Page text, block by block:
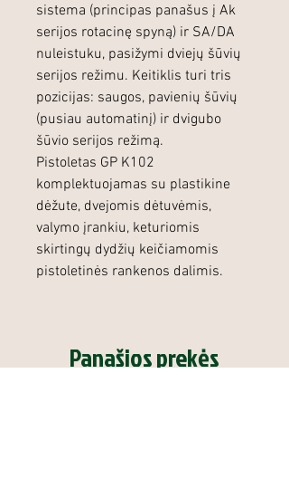
sistema (principas panašus į Ak
serijos rotacinę spyną) ir SA/DA
nuleistuku, pasižymi dviejų šūvių
serijos režimu. Keitiklis turi tris
pozicijas: saugos, pavienių šūvių
(pusiau automatinį) ir dvigubo
šūvio serijos režimą.
Pistoletas GP K102
komplektuojamas su plastikine
dėžute, dvejomis dėtuvėmis,
valymo įrankiu, keturiomis
skirtingų dydžių keičiamomis
pistoletinės rankenos dalimis.
Panašios prekės